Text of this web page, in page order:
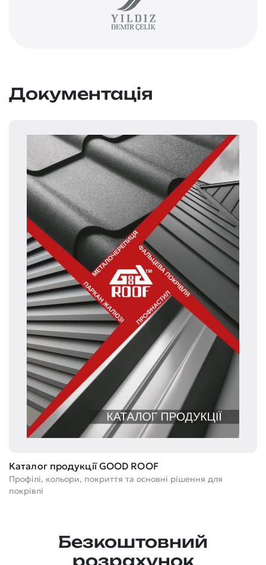
Документація
Каталог продукції GOOD ROOF
Профілі, кольори, покриття та основні рішення для
покрівлі
Безкоштовний
розрахунок